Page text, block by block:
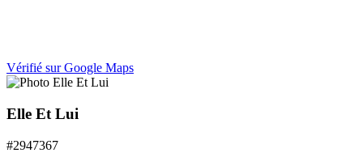
Vérifié sur Google Maps
Elle Et Lui
#2947367